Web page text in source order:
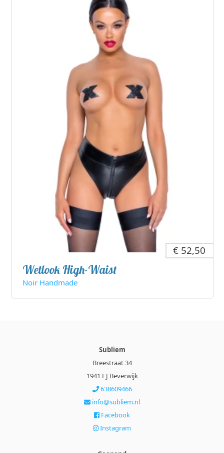
€ 52,50
Wetlook High-Waist
Noir Handmade
Subliem
Breestraat 34
1941 EJ Beverwijk
638609466
info@subliem.nl
Facebook
Instagram